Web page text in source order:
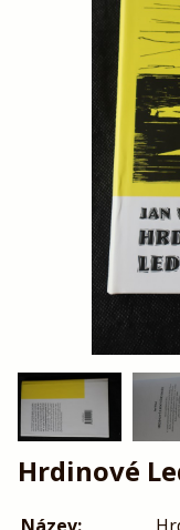
Hrdinové